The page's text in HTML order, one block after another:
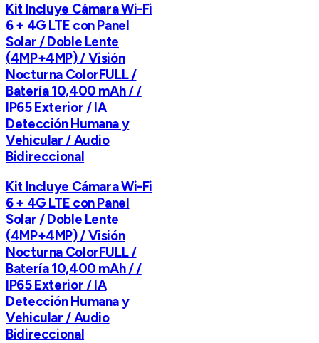
Kit Incluye Cámara Wi-Fi
6 + 4G LTE con Panel
Solar / Doble Lente
(4MP+4MP) / Visión
Nocturna ColorFULL /
Batería 10,400 mAh / /
IP65 Exterior / IA
Detección Humana y
Vehicular / Audio
Bidireccional
Kit Incluye Cámara Wi-Fi
6 + 4G LTE con Panel
Solar / Doble Lente
(4MP+4MP) / Visión
Nocturna ColorFULL /
Batería 10,400 mAh / /
IP65 Exterior / IA
Detección Humana y
Vehicular / Audio
Bidireccional